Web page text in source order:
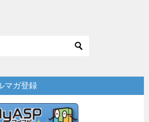
マガ登録